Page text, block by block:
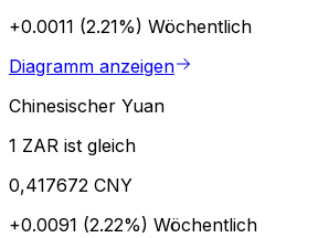
+0.0011 (2.21%) Wöchentlich
Diagramm anzeigen
Chinesischer Yuan
1 ZAR ist gleich
0,417672 CNY
+0.0091 (2.22%) Wöchentlich